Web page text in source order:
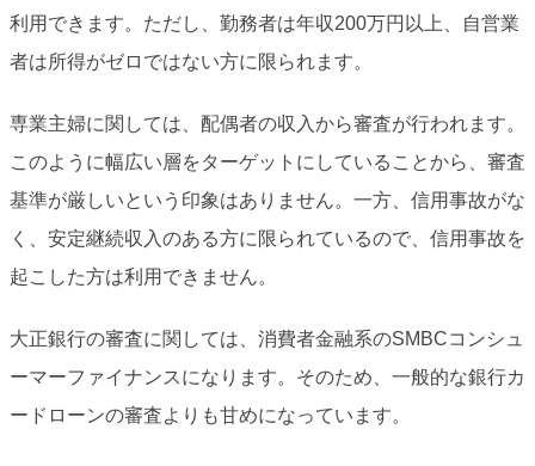
利用できます。ただし、勤務者は年収200万円以上、自営業
者は所得がゼロではない方に限られます。
専業主婦に関しては、配偶者の収入から審査が行われます。
このように幅広い層をターゲットにしていることから、審査
基準が厳しいという印象はありません。一方、信用事故がな
く、安定継続収入のある方に限られているので、信用事故を
起こした方は利用できません。
大正銀行の審査に関しては、消費者金融系のSMBCコンシュ
ーマーファイナンスになります。そのため、一般的な銀行カ
ードローンの審査よりも甘めになっています。